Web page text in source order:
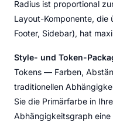
Radius ist proportional
Layout-Komponente, die
Footer, Sidebar), hat
Style- und Token-
Tokens — Farben,
traditionellen
Sie die Primärfarbe in
Abhängigkeitsgraph